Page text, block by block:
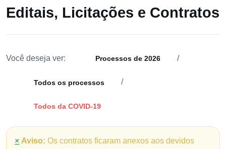
Editais, Licitações e Contratos
Você deseja ver: Processos de 2026 /
Todos os processos /
Todos da COVID-19
× Aviso: Os contratos ficaram anexos aos devidos